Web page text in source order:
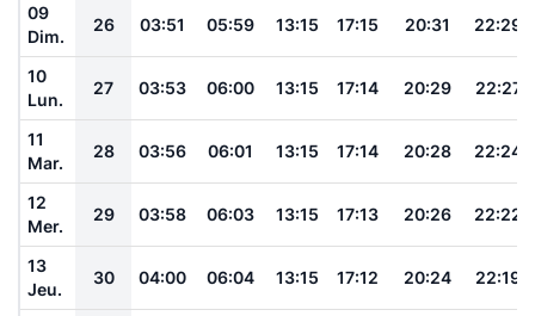
09
Dim.
26 03:51 05:59 13:15 17:15 20:31 22:29
10
Lun.
27 03:53 06:00 13:15 17:14 20:29 22:27
11
Mar.
28 03:56 06:01 13:15 17:14 20:28 22:24
12
Mer.
29 03:58 06:03 13:15 17:13 20:26 22:22
13
Jeu.
30 04:00 06:04 13:15 17:12 20:24 22:19